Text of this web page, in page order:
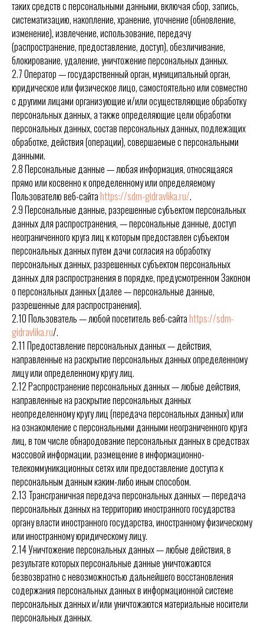
таких средств с персональными данными, включая сбор, запись,
систематизацию, накопление, хранение, уточнение (обновление,
изменение), извлечение, использование, передачу
(распространение, предоставление, доступ), обезличивание,
блокирование, удаление, уничтожение персональных данных.
2.7 Оператор — государственный орган, муниципальный орган,
юридическое или физическое лицо, самостоятельно или совместно
с другими лицами организующие и/или осуществляющие обработку
персональных данных, а также определяющие цели обработки
персональных данных, состав персональных данных, подлежащих
обработке, действия (операции), совершаемые с персональными
данными.
2.8 Персональные данные — любая информация, относящаяся
прямо или косвенно к определенному или определяемому
Пользователю веб-сайтаhttps://sdm-gidravlika.ru/.
2.9 Персональные данные, разрешенные субъектом персональных
данных для распространения, — персональные данные, доступ
неограниченного круга лиц к которым предоставлен субъектом
персональных данных путем дачи согласия на обработку
персональных данных, разрешенных субъектом персональных
данных для распространения в порядке, предусмотренном Законом
о персональных данных (далее — персональные данные,
разрешенные для распространения).
2.10 Пользователь — любой посетитель веб-сайтаhttps://sdm-
gidravlika.ru/.
2.11 Предоставление персональных данных — действия,
направленные на раскрытие персональных данных определенному
лицу или определенному кругу лиц.
2.12 Распространение персональных данных — любые действия,
направленные на раскрытие персональных данных
неопределенному кругу лиц (передача персональных данных) или
на ознакомление с персональными данными неограниченного круга
лиц, в том числе обнародование персональных данных в средствах
массовой информации, размещение в информационно-
телекоммуникационных сетях или предоставление доступа к
персональным данным каким-либо иным способом.
2.13 Трансграничная передача персональных данных — передача
персональных данных на территорию иностранного государства
органу власти иностранного государства, иностранному физическому
или иностранному юридическому лицу.
2.14 Уничтожение персональных данных — любые действия, в
результате которых персональные данные уничтожаются
безвозвратно с невозможностью дальнейшего восстановления
содержания персональных данных в информационной системе
персональных данных и/или уничтожаются материальные носители
персональных данных.